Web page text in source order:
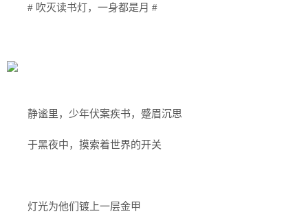
# 吹灭读书灯，一身都是月 #
静谧里，少年伏案疾书，蹙眉沉思
于黑夜中，摸索着世界的开关
灯光为他们镀上一层金甲